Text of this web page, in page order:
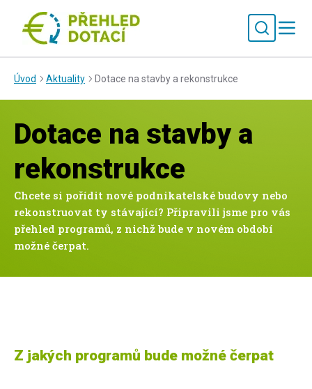
Úvod Aktuality Dotace na stavby a rekonstrukce
Dotace na stavby a
rekonstrukce
Chcete si pořídit nové podnikatelské budovy nebo
rekonstruovat ty stávající? Připravili jsme pro vás
přehled programů, z nichž bude v novém období
možné čerpat.
Z jakých programů bude možné čerpat